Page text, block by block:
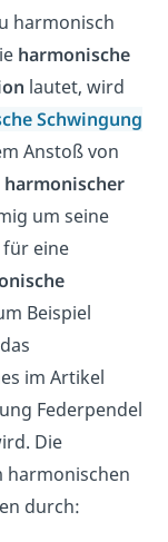
harmonisch
harmonische
lautet, wird
Schwingung
Anstoß von
harmonischer
um seine
für eine
Beispiel
im Artikel
Federpendel
Die
harmonischen
durch: